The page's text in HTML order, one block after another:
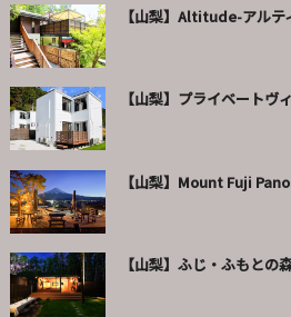
【山梨】Altitude-アルテ
【山梨】プライベート
【山梨】Mount Fuji
【山梨】ふじ・ふもとの